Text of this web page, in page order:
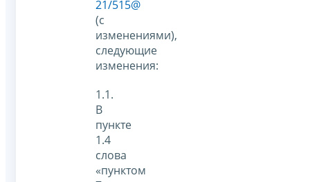
21/515@
(с
изменениями),
следующие
изменения:
1.1.
В
пункте
1.4
слова
«пунктом